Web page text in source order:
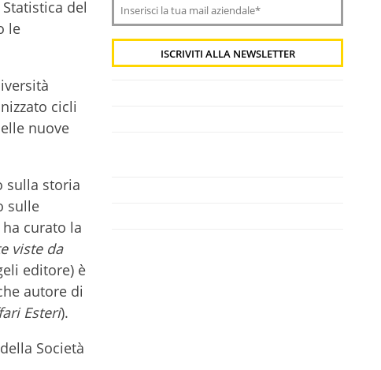
del
le
cicli
nuove
sulla storia
sulle
ha curato la
viste da
editore) è
autore di
Esteri).
Società